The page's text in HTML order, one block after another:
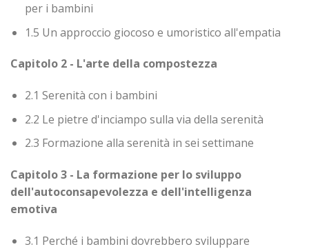
per i bambini
1.5 Un approccio giocoso e umoristico all'empatia
Capitolo 2 - L'arte della compostezza
2.1 Serenità con i bambini
2.2 Le pietre d'inciampo sulla via della serenità
2.3 Formazione alla serenità in sei settimane
Capitolo 3 - La formazione per lo sviluppo
dell'autoconsapevolezza e dell'intelligenza
emotiva
3.1 Perché i bambini dovrebbero sviluppare